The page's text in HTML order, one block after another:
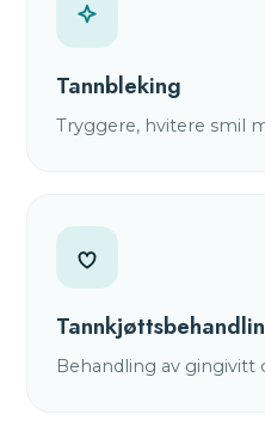
Tannbleking
Tryggere, hvitere smil
Behandling av